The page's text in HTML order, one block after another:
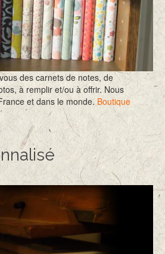
des carnets de notes, de
à remplir et/ou à offrir. Nous
et dans le monde. Boutique